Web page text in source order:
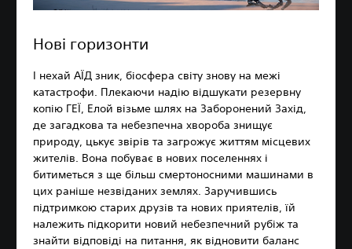
Нові горизонти
І нехай АЇД зник, біосфера світу знову на межі
катастрофи. Плекаючи надію відшукати резервну
копію ГЕЇ, Елой візьме шлях на Заборонений Захід,
де загадкова та небезпечна хвороба знищує
природу, цькує звірів та загрожує життям місцевих
жителів. Вона побуває в нових поселеннях і
битиметься з ще більш смертоносними машинами в
цих раніше незвіданих землях. Заручившись
підтримкою старих друзів та нових приятелів, їй
належить підкорити новий небезпечний рубіж та
знайти відповіді на питання, як відновити баланс